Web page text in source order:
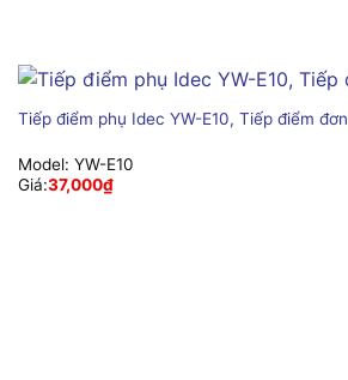
Tiếp điểm phụ Idec YW-E10, Tiếp điểm đơn
Model: YW-E10
Giá:37,000₫